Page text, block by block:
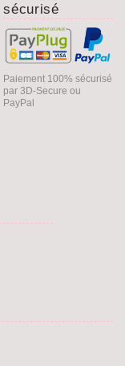
sécurisé
Paiement 100% sécurisé
par 3D-Secure ou
PayPal